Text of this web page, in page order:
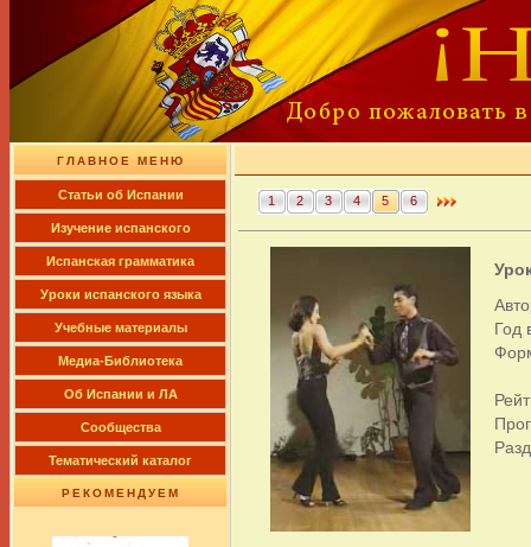
ГЛАВНОЕ МЕНЮ
Cтатьи об Испании
Изучение испанского
Испанская грамматика
Уроки испанского языка
Учебные материалы
Медиа-Библиотека
Об Испании и ЛА
Сообщества
Тематический каталог
РЕКОМЕНДУЕМ
1 2 3 4 5 6
Год